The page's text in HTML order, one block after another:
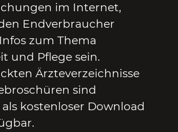
im Internet,
Endverbraucher
zum Thema
und Pflege sein.
Ärzteverzeichnisse
sind
kostenloser Download